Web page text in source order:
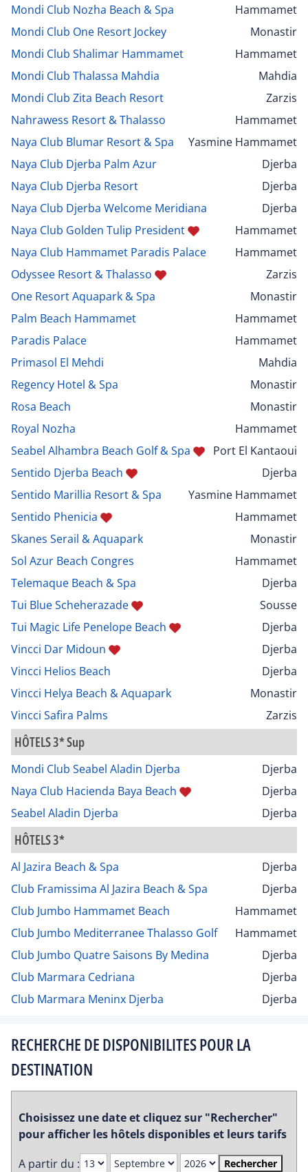
Mondi Club Nozha Beach & Spa
Hammamet
Mondi Club One Resort Jockey
Monastir
Mondi Club Shalimar Hammamet
Hammamet
Mondi Club Thalassa Mahdia
Mahdia
Mondi Club Zita Beach Resort
Zarzis
Nahrawess Resort & Thalasso
Hammamet
Naya Club Blumar Resort & Spa
Yasmine Hammamet
Naya Club Djerba Palm Azur
Djerba
Naya Club Djerba Resort
Djerba
Naya Club Djerba Welcome Meridiana
Djerba
Naya Club Golden Tulip President
Hammamet
Naya Club Hammamet Paradis Palace
Hammamet
Odyssee Resort & Thalasso
Zarzis
One Resort Aquapark & Spa
Monastir
Palm Beach Hammamet
Hammamet
Paradis Palace
Hammamet
Primasol El Mehdi
Mahdia
Regency Hotel & Spa
Monastir
Rosa Beach
Monastir
Royal Nozha
Hammamet
Seabel Alhambra Beach Golf & Spa
Port El Kantaoui
Sentido Djerba Beach
Djerba
Sentido Marillia Resort & Spa
Yasmine Hammamet
Sentido Phenicia
Hammamet
Skanes Serail & Aquapark
Monastir
Sol Azur Beach Congres
Hammamet
Telemaque Beach & Spa
Djerba
Tui Blue Scheherazade
Sousse
Tui Magic Life Penelope Beach
Djerba
Vincci Dar Midoun
Djerba
Vincci Helios Beach
Djerba
Vincci Helya Beach & Aquapark
Monastir
Vincci Safira Palms
Zarzis
HÔTELS 3* Sup
Mondi Club Seabel Aladin Djerba
Djerba
Naya Club Hacienda Baya Beach
Djerba
Seabel Aladin Djerba
Djerba
HÔTELS 3*
Al Jazira Beach & Spa
Djerba
Club Framissima Al Jazira Beach & Spa
Djerba
Club Jumbo Hammamet Beach
Hammamet
Club Jumbo Mediterranee Thalasso Golf
Hammamet
Club Jumbo Quatre Saisons By Medina
Djerba
Club Marmara Cedriana
Djerba
Club Marmara Meninx Djerba
Djerba
RECHERCHE DE DISPONIBILITES POUR LA
DESTINATION
Choisissez une date et cliquez sur "Rechercher"
pour afficher les hôtels disponibles et leurs tarifs
A partir du :
Rechercher